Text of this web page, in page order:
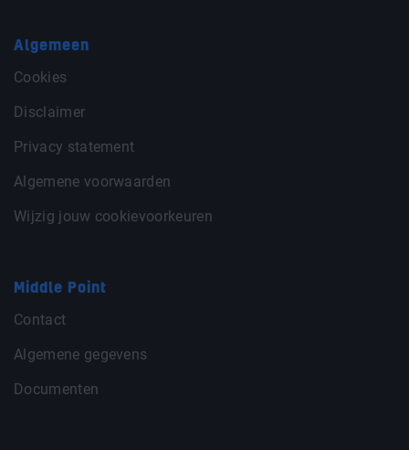
Algemeen
Cookies
Disclaimer
Privacy statement
Algemene voorwaarden
Wijzig jouw cookievoorkeuren
Middle Point
Contact
Algemene gegevens
Documenten